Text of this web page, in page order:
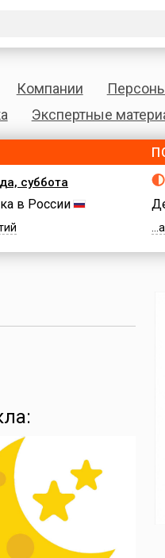
Компании
Экспертные
суббота
в России